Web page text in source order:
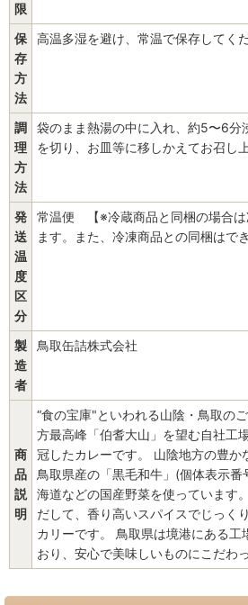
限
保
存
方
法
高温多湿を避け、常温で保存してく
調
理
方
法
袋のまま熱湯の中に入れ、約5〜6分
を切り、お皿等に移しかえてお召し
発
送
温
度
区
分
常温便 【※冷蔵商品と同梱の場合は
ます。また、冷凍商品との同梱はで
製
造
者
鳥取缶詰株式会社
商
品
説
明
“食の宝庫"といわれる山陰・鳥取の
方最高峰「伯耆大山」を望む自社工
冠したカレーです。 山陰地方の豊か
鳥取県産の「黒毛和牛」(個体表示
海道などの国産野菜を使っています
だして、香り高いスパイスでじっく
カリーです。 鳥取県は境港にある工
おり、安心で美味しいものにこだわ